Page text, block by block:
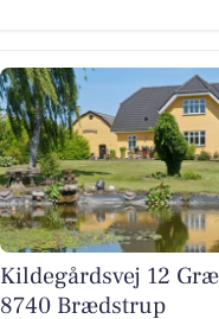
Kildegårdsvej 12
8740 Brædstrup